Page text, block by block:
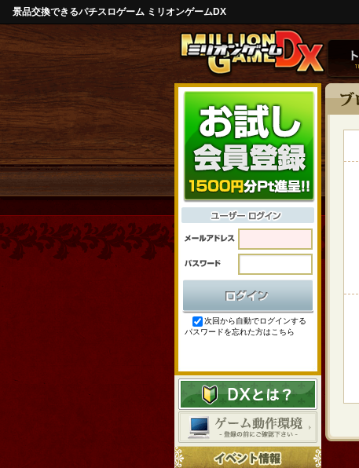
景品交換できるパチスロゲーム ミリオンゲームDX
次回から自動でログインする
パスワードを忘れた方はこちら